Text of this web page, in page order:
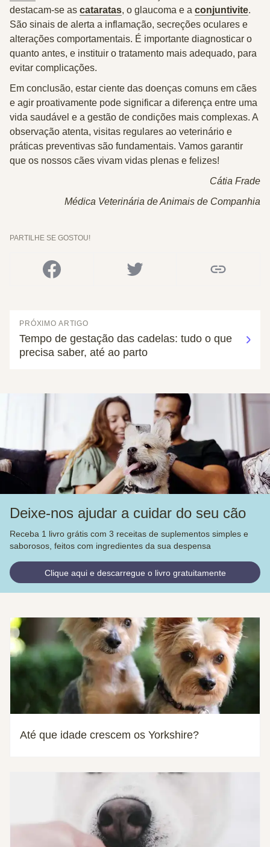
destacam-se as cataratas, o glaucoma e a conjuntivite.
São sinais de alerta a inflamação, secreções oculares e
alterações comportamentais. É importante diagnosticar o
quanto antes, e instituir o tratamento mais adequado, para
evitar complicações.
Em conclusão, estar ciente das doenças comuns em cães
e agir proativamente pode significar a diferença entre uma
vida saudável e a gestão de condições mais complexas. A
observação atenta, visitas regulares ao veterinário e
práticas preventivas são fundamentais. Vamos garantir
que os nossos cães vivam vidas plenas e felizes!
Cátia Frade
Médica Veterinária de Animais de Companhia
PARTILHE SE GOSTOU!
PRÓXIMO ARTIGO
Tempo de gestação das cadelas: tudo o que
precisa saber, até ao parto
Deixe-nos ajudar a cuidar do seu cão
Receba 1 livro grátis com 3 receitas de suplementos simples e
saborosos, feitos com ingredientes da sua despensa
Clique aqui e descarregue o livro gratuitamente
Até que idade crescem os Yorkshire?